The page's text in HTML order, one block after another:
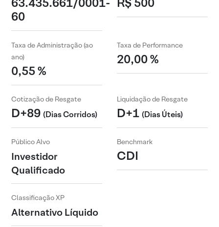
60
Taxa de Administração (ao
ano)
0,55 %
Taxa de Performance
20,00 %
Cotização de Resgate
D+89 (Dias Corridos)
Liquidação de Resgate
D+1 (Dias Úteis)
Público Alvo
Investidor
Qualificado
Benchmark
CDI
Classificação XP
Alternativo Líquido